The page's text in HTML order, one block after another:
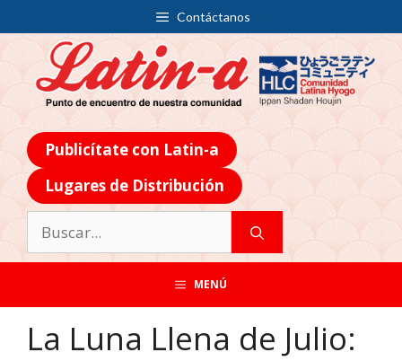
Contáctanos
Publicítate con Latin-a
Lugares de Distribución
MENÚ
La Luna Llena de Julio: